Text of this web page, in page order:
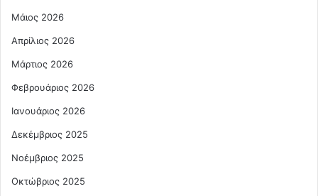
Μάιος 2026
Απρίλιος 2026
Μάρτιος 2026
Φεβρουάριος 2026
Ιανουάριος 2026
Δεκέμβριος 2025
Νοέμβριος 2025
Οκτώβριος 2025